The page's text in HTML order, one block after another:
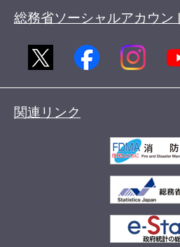
総務省ソーシャルアカウン
関連リンク